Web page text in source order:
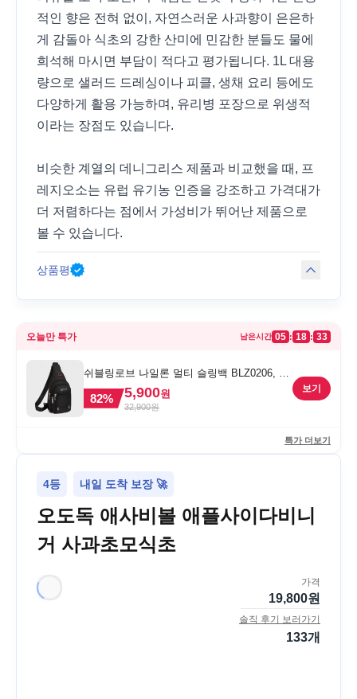
적인 향은 전혀 없이, 자연스러운 사과향이 은은하
게 감돌아 식초의 강한 산미에 민감한 분들도 물에
희석해 마시면 부담이 적다고 평가됩니다. 1L 대용
량으로 샐러드 드레싱이나 피클, 생채 요리 등에도
다양하게 활용 가능하며, 유리병 포장으로 위생적
이라는 장점도 있습니다.
비슷한 계열의 데니그리스 제품과 비교했을 때, 프
레지오소는 유럽 유기농 인증을 강조하고 가격대가
더 저렴하다는 점에서 가성비가 뛰어난 제품으로
볼 수 있습니다.
상품평
오늘만 특가 남은시간 05 : 18 : 33
쉬블링로브 나일론 멀티 슬링백 BLZ0206, 블
랙, FREE
82% 5,900원
32,900원
보기
특가 더보기
4등 내일 도착 보장 🚀
오도독 애사비볼 애플사이다비니
거 사과초모식초
가격
19,800원
솔직 후기 보러가기
133개